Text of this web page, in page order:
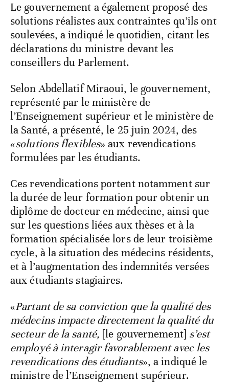
Le gouvernement a également proposé des
solutions réalistes aux contraintes qu’ils ont
soulevées, a indiqué le quotidien, citant les
déclarations du ministre devant les
conseillers du Parlement.
Selon Abdellatif Miraoui, le gouvernement,
représenté par le ministère de
l’Enseignement supérieur et le ministère de
la Santé, a présenté, le 25 juin 2024, des
«solutions flexibles» aux revendications
formulées par les étudiants.
Ces revendications portent notamment sur
la durée de leur formation pour obtenir un
diplôme de docteur en médecine, ainsi que
sur les questions liées aux thèses et à la
formation spécialisée lors de leur troisième
cycle, à la situation des médecins résidents,
et à l’augmentation des indemnités versées
aux étudiants stagiaires.
«Partant de sa conviction que la qualité des
médecins impacte directement la qualité du
secteur de la santé, [le gouvernement] s’est
employé à interagir favorablement avec les
revendications des étudiants», a indiqué le
ministre de l’Enseignement supérieur.